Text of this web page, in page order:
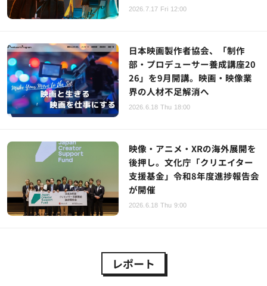
2026.7.17 Fri 12:00
日本映画製作者協会、「制作
部・プロデューサー養成講座20
26」を9月開講。映画・映像業
界の人材不足解消へ
2026.6.18 Thu 18:00
映像・アニメ・XRの海外展開を
後押し。文化庁「クリエイター
支援基金」令和8年度進捗報告会
が開催
2026.6.18 Thu 9:00
レポート